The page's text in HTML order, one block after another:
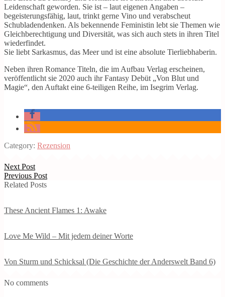
Leidenschaft geworden. Sie ist – laut eigenen Angaben –
begeisterungsfähig, laut, trinkt gerne Vino und verabscheut
Schubladendenken. Als bekennende Feministin lebt sie Themen wie
Gleichberechtigung und Diversität, was sich auch stets in ihren Titel
wiederfindet.
Sie liebt Sarkasmus, das Meer und ist eine absolute Tierliebhaberin.
Neben ihren Romance Titeln, die im Aufbau Verlag erscheinen,
veröffentlicht sie 2020 auch ihr Fantasy Debüt „Von Blut und
Magie“, den Auftakt eine 6-teiligen Reihe, im Isegrim Verlag.
Category: Rezension
Next Post
Previous Post
Related Posts
These Ancient Flames 1: Awake
Love Me Wild – Mit jedem deiner Worte
Von Sturm und Schicksal (Die Geschichte der Anderswelt Band 6)
No comments